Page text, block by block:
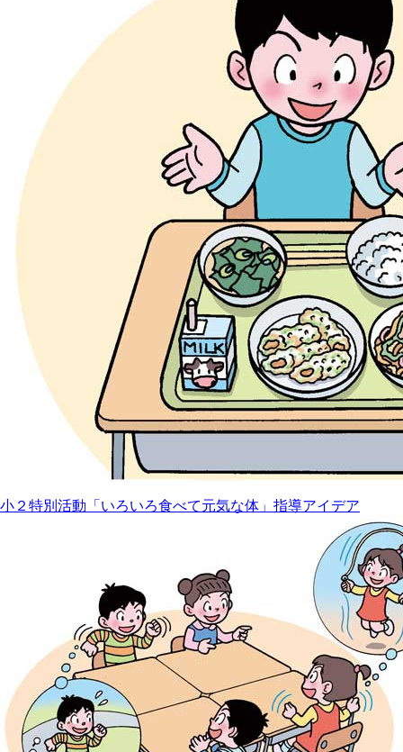
小２特別活動「いろいろ食べて元気な体」指導アイデア